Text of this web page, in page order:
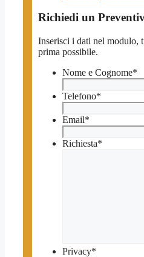
Richiedi un
Inserisci i dati nel modulo,
prima possibile.
Nome e Cognome*
Telefono*
Email*
Richiesta*
Privacy*